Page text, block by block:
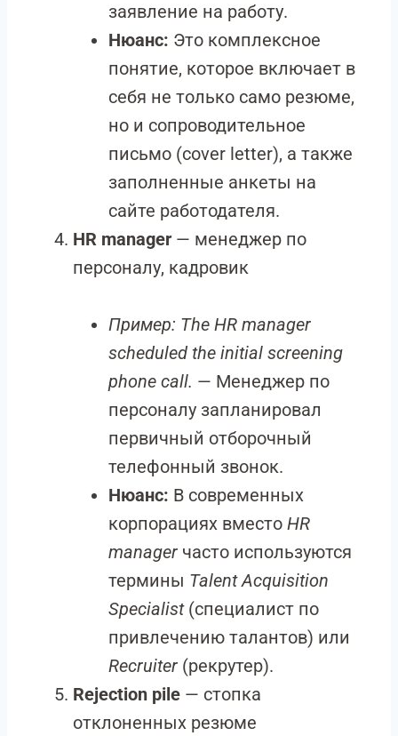
заявление на работу.
Нюанс: Это комплексное
понятие, которое включает в
себя не только само резюме,
но и сопроводительное
письмо (cover letter), а также
заполненные анкеты на
сайте работодателя.
HR manager — менеджер по
персоналу, кадровик
Пример: The HR manager
scheduled the initial screening
phone call. — Менеджер по
персоналу запланировал
первичный отборочный
телефонный звонок.
Нюанс: В современных
корпорациях вместо HR
manager часто используются
термины Talent Acquisition
Specialist(специалист по
привлечению талантов) или
Recruiter (рекрутер).
Rejection pile — стопка
отклоненных резюме